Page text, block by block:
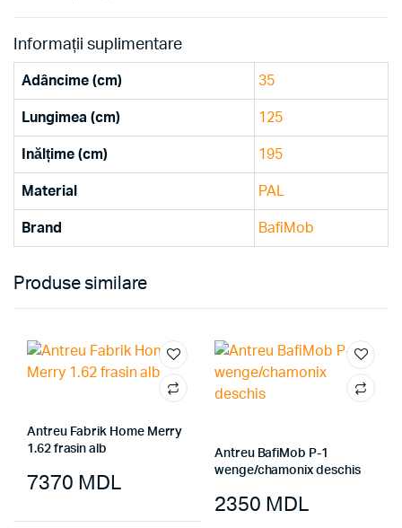
Informații suplimentare
Adâncime (cm) 35
Lungimea (cm) 125
Inălțime (cm) 195
Material PAL
Brand BafiMob
Produse similare
Antreu Fabrik Home Merry
1.62 frasin alb
7370 MDL
Antreu BafiMob P-1
wenge/chamonix deschis
2350 MDL